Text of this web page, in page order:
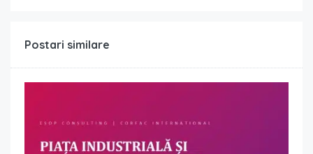
Postari similare